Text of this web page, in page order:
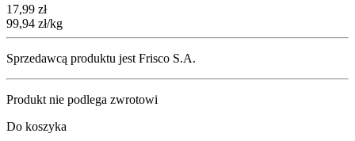
Cena
17,99 zł
99,94 zł/kg
Sprzedawcą produktu jest Frisco S.A.
Produkt nie podlega zwrotowi
Do koszyka